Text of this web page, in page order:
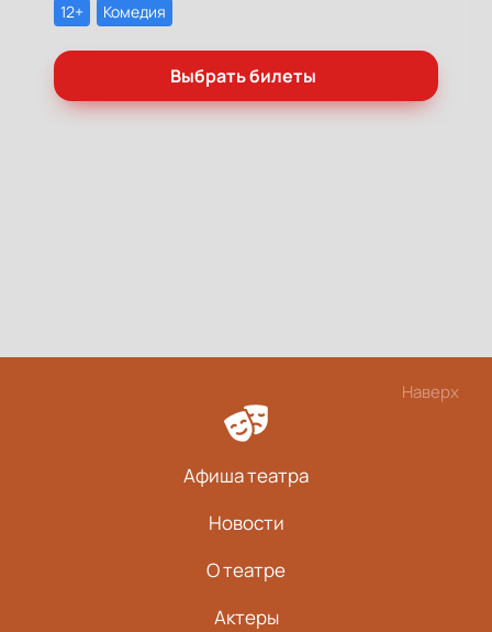
12+ Комедия
Выбрать билеты
Наверх
Афиша театра
Новости
О театре
Актеры